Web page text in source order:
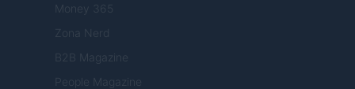
Money 365
Zona Nerd
B2B Magazine
People Magazine